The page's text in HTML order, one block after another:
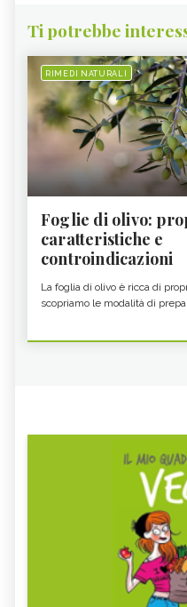
Ti potrebbe
RIMEDI NATURALI
Foglie di olivo:
caratteristiche e
controindicazioni
La foglia di olivo è ricca di
scopriamo le modalità di